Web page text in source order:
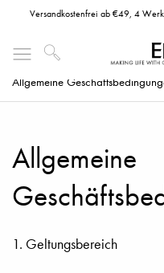
Versandkostenfrei ab €49, 4
Allgemeine
Allgemeine
1. Geltungsbereich